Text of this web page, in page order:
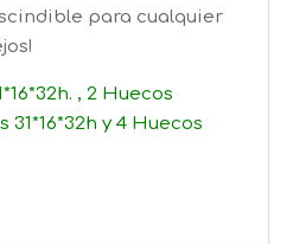
para cualquier
, 2 Huecos
31*16*32h y 4 Huecos